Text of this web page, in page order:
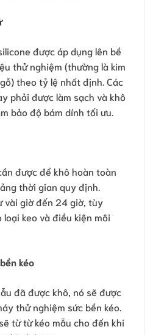
được áp dụng lên bề
thử nghiệm (thường là kim
theo tỷ lệ nhất định. Các
phải được làm sạch và khô
bảo độ bám dính tối ưu.
được để khô hoàn toàn
thời gian quy định.
vài giờ đến 24 giờ, tùy
loại keo và điều kiện môi
kéo
đã được khô, nó sẽ được
thử nghiệm sức bền kéo.
từ từ kéo mẫu cho đến khi